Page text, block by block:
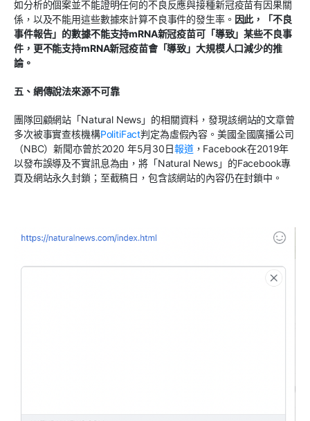
如分析的個案並不能證明任何的不良反應與接種新冠疫苗有因果關
係，以及不能用這些數據來計算不良事件的發生率。 因此，「不良
事件報告」的數據不能支持mRNA新冠疫苗可「導致」某些不良事
件，更不能支持mRNA新冠疫苗會「導致」大規模人口減少的推
論。
五、網傳說法來源不可靠
團隊回顧網站「Natural News」的相關資料，發現該網站的文章曾
多次被事實查核機構PolitiFact判定為虛假內容。美國全國廣播公司
（NBC）新聞亦曾於2020 年5月30日報道，Facebook在2019年
以發布誤導及不實訊息為由，將「Natural News」的Facebook專
頁及網站永久封鎖；至截稿日，包含該網站的內容仍在封鎖中。